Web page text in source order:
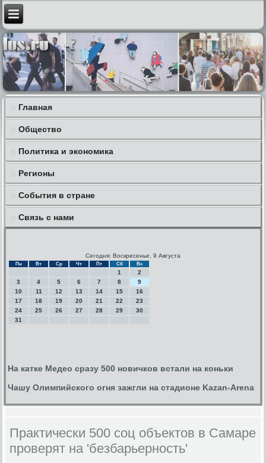
Главная
Общество
Политика и экономика
Регионы
События в стране
Связь с нами
Сегодня: Воскресенье, 9 Августа
Пн Вт Ср Чт Пт Сб Вс
1
2
3
4 5 6 7 8
9
10
11 12 13 14 15
16
17
18 19 20 21 22
23
24
25 26 27 28 29
30
31
На катке Медео сразу 500 новичков встали на коньки
Чашу Олимпийского огня зажгли на стадионе Kazan-Arena
Практически 500 соц объектов в Самаре
проверят на 'безбарьерность'